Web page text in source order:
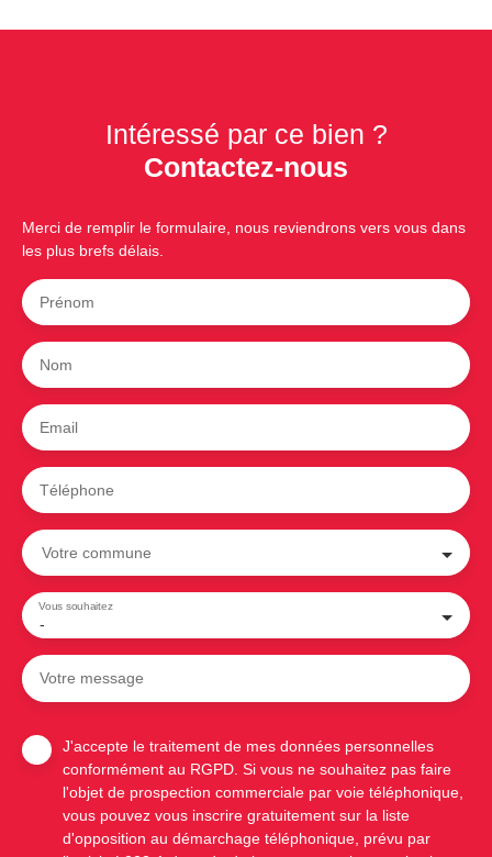
Intéressé par ce bien ?
Contactez-nous
Merci de remplir le formulaire, nous reviendrons vers vous dans
les plus brefs délais.
Prénom
Nom
Email
Téléphone
Votre commune
-
Vous souhaitez
Votre message
J'accepte le traitement de mes données personnelles
conformément au RGPD. Si vous ne souhaitez pas faire
l'objet de prospection commerciale par voie téléphonique,
vous pouvez vous inscrire gratuitement sur la liste
d'opposition au démarchage téléphonique, prévu par